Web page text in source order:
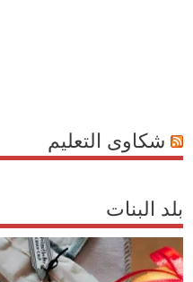
شكاوى التعليم
بلد البنات